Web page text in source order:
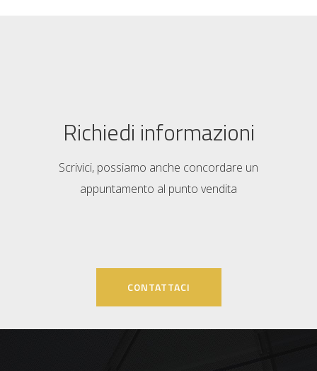
Richiedi informazioni
Scrivici, possiamo anche concordare un
appuntamento al punto vendita
CONTATTACI